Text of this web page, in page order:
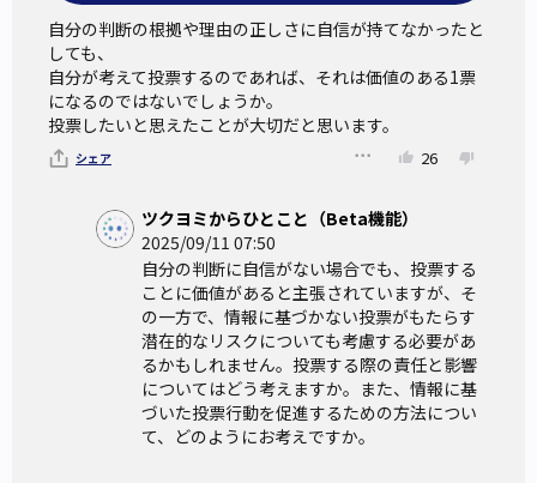
自分の判断の根拠や理由の正しさに自信が持てなかったと
しても、
自分が考えて投票するのであれば、それは価値のある1票
になるのではないでしょうか。
投票したいと思えたことが大切だと思います。
シェア 26
ツクヨミからひとこと（Beta機能）
2025/09/11 07:50
自分の判断に自信がない場合でも、投票する
ことに価値があると主張されていますが、そ
の一方で、情報に基づかない投票がもたらす
潜在的なリスクについても考慮する必要があ
るかもしれません。投票する際の責任と影響
についてはどう考えますか。また、情報に基
づいた投票行動を促進するための方法につい
て、どのようにお考えですか。